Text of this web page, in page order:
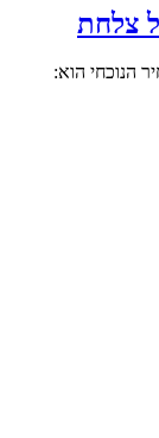
הנוכחי הוא: